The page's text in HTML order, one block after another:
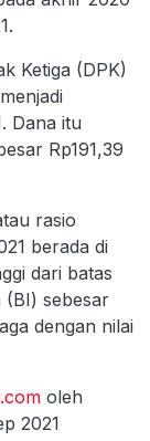
Ketiga (DPK)
Dana itu
Rp191,39
rasio
berada di
dari batas
(BI) sebesar
dengan nilai
oleh
2021